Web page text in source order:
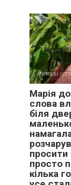
життєві
Марія
слова
біля
просити
просто
кілька